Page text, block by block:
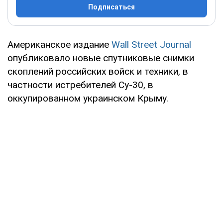
Подписаться
Американское издание Wall Street Journal
опубликовало новые спутниковые снимки
скоплений российских войск и техники, в
частности истребителей Су-30, в
оккупированном украинском Крыму.